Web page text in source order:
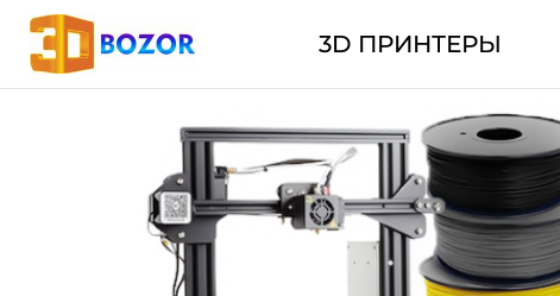
3D ПРИНТЕРЫ